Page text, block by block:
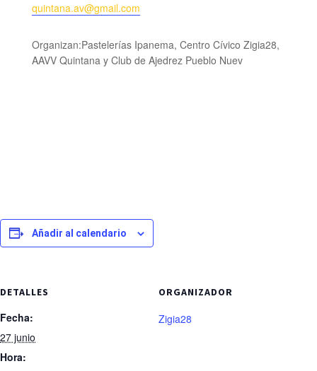
quintana.av@gmail.com
Organizan:Pastelerías Ipanema, Centro Cívico Zigia28,
AAVV Quintana y Club de Ajedrez Pueblo Nuev
Añadir al calendario
DETALLES
Fecha:
27 junio
Hora:
ORGANIZADOR
Zigia28